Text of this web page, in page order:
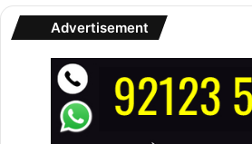
Advertisement